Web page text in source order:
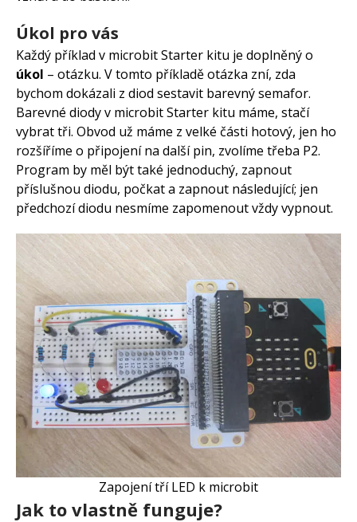
Úkol pro vás
Každý příklad v microbit Starter kitu je doplněný o
úkol – otázku. V tomto příkladě otázka zní, zda
bychom dokázali z diod sestavit barevný semafor.
Barevné diody v microbit Starter kitu máme, stačí
vybrat tři. Obvod už máme z velké části hotový, jen ho
rozšíříme o připojení na další pin, zvolíme třeba P2.
Program by měl být také jednoduchý, zapnout
příslušnou diodu, počkat a zapnout následující; jen
předchozí diodu nesmíme zapomenout vždy vypnout.
Zapojení tří LED k microbit
Jak to vlastně funguje?